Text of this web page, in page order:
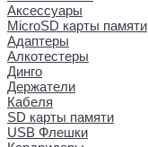
Аксессуары
MicroSD карты памяти
Адаптеры
Алкотестеры
Динго
Держатели
Кабеля
SD карты памяти
USB Флешки